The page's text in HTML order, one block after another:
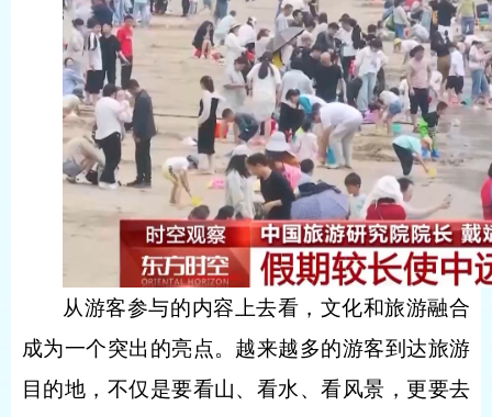
从游客参与的内容上去看，文化和旅游融合
成为一个突出的亮点。越来越多的游客到达旅游
目的地，不仅是要看山、看水、看风景，更要去